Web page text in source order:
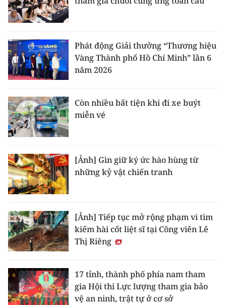
Phát động Giải thưởng “Thương hiệu
Vàng Thành phố Hồ Chí Minh” lần 6
năm 2026
Còn nhiều bất tiện khi đi xe buýt
miễn vé
[Ảnh] Gìn giữ ký ức hào hùng từ
những kỷ vật chiến tranh
[Ảnh] Tiếp tục mở rộng phạm vi tìm
kiếm hài cốt liệt sĩ tại Công viên Lê
Thị Riêng
17 tỉnh, thành phố phía nam tham
gia Hội thi Lực lượng tham gia bảo
vệ an ninh, trật tự ở cơ sở